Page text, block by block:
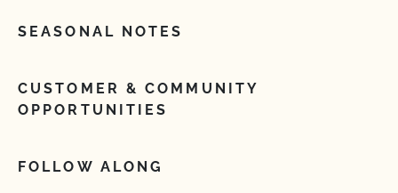
SEASONAL NOTES
CUSTOMER & COMMUNITY
OPPORTUNITIES
FOLLOW ALONG